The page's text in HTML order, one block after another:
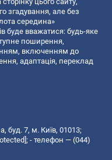
згадування, але без
середина»
буде вважатися: будь-яке
поширення,
включенням до
адаптація, переклад
буд. 7, м. Київ, 01013;
; - телефон — (044)